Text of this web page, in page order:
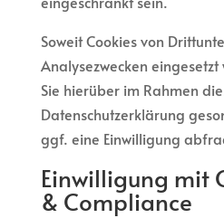
Soweit Cookies von
Analysezwecken
Sie hierüber im Rahmen
Datenschutzerklärung
ggf. eine Einwilligung
Einwilligung mit
& Compliance